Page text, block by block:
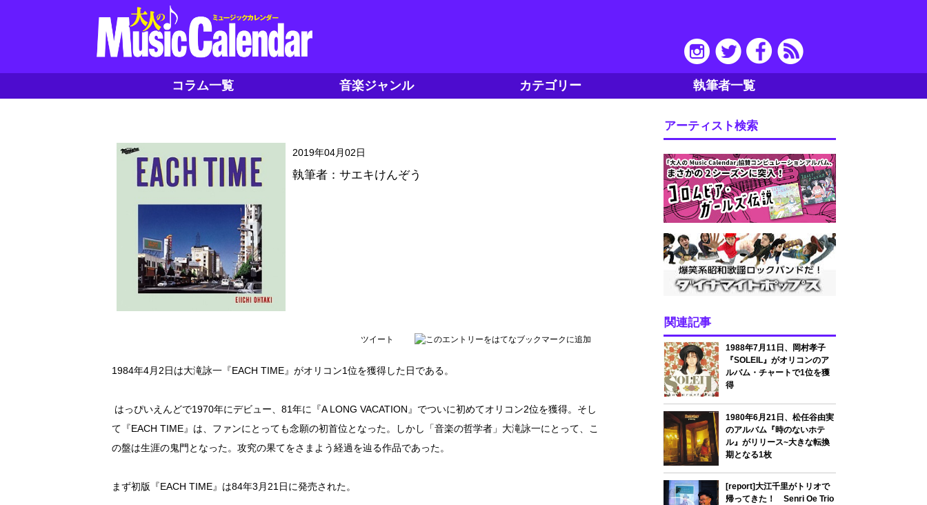
コラム一覧 音楽ジャンル カテゴリー 執筆者一覧
2019年04月02日
執筆者：サエキけんぞう
ツイート
1984年4月2日は大滝詠一『EACH TIME』がオリコン1位を獲得した日である。
はっぴいえんどで1970年にデビュー、81年に『A LONG VACATION』でついに初めてオリコン2位を獲得。そし
て『EACH TIME』は、ファンにとっても念願の初首位となった。しかし「音楽の哲学者」大滝詠一にとって、こ
の盤は生涯の鬼門となった。攻究の果てをさまよう経過を辿る作品であった。
まず初版『EACH TIME』は84年3月21日に発売された。
アーティスト検索
関連記事
1988年7月11日、岡村孝子
『SOLEIL』がオリコンのア
ルバム・チャートで1位を獲
得
1980年6月21日、松任谷由実
のアルバム『時のないホテ
ル』がリリース~大きな転換
期となる1枚
[report]大江千里がトリオで
帰ってきた！ Senri Oe Trio